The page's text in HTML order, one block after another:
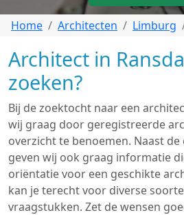
Home Architecten Limburg
Architect in
zoeken?
Bij de zoektocht naar een
wij graag door geregistreerde
overzicht te benoemen. Naast
geven wij ook graag informatie
oriëntatie voor een geschikte
kan je terecht voor diverse
vraagstukken. Zet de wensen